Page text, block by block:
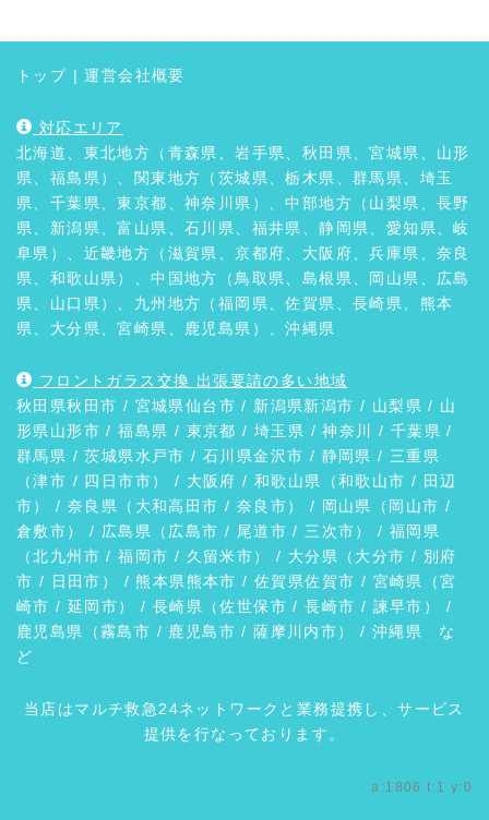
トップ |運営会社概要
対応エリア
北海道、東北地方（青森県、岩手県、秋田県、宮城県、山形
県、福島県）、関東地方（茨城県、栃木県、群馬県、埼玉
県、千葉県、東京都、神奈川県）、中部地方（山梨県、長野
県、新潟県、富山県、石川県、福井県、静岡県、愛知県、岐
阜県）、近畿地方（滋賀県、京都府、大阪府、兵庫県、奈良
県、和歌山県）、中国地方（鳥取県、島根県、岡山県、広島
県、山口県）、九州地方（福岡県、佐賀県、長崎県、熊本
県、大分県、宮崎県、鹿児島県）、沖縄県
フロントガラス交換 出張要請の多い地域
秋田県秋田市 / 宮城県仙台市 / 新潟県新潟市 / 山梨県 / 山
形県 山形市 /福島県 / 東京都 / 埼玉県 / 神奈川 / 千葉県 /
群馬県 / 茨城県水戸市 / 石川県金沢市 / 静岡県 / 三重県
（津市 / 四日市市） / 大阪府 / 和歌山県（和歌山市 / 田辺
市） / 奈良県（ 大和高田市 / 奈良市） / 岡山県（ 岡山市 /
倉敷市） / 広島県（ 広島市 / 尾道市 / 三次市） / 福岡県
（北九州市 /福岡市 / 久留米市） / 大分県（ 大分市 / 別府
市 / 日田市 ） / 熊本県熊本市 / 佐賀県佐賀市 / 宮崎県（宮
崎市 /延岡市） / 長崎県（佐世保市 /長崎市 / 諫早市 ） /
鹿児島県（霧島市 / 鹿児島市 /薩摩川内市） / 沖縄県
な
ど
当店はマルチ救急24ネットワークと業務提携し、サービス
提供を行なっております。
a:1806 t:1 y:0